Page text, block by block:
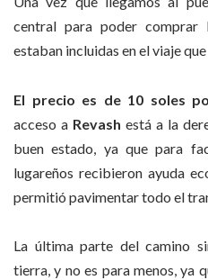
central para poder comprar
estaban incluidas en el viaje
El precio es de 10 soles
acceso a Revash está a la
buen estado, ya que para
lugareños recibieron ayuda
permitió pavimentar todo el
La última parte del camino
tierra, y no es para menos, ya